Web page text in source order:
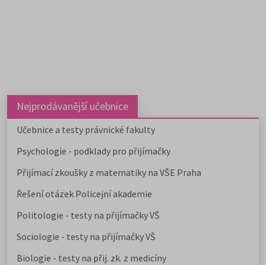
Nejprodávanější učebnice
Učebnice a testy právnické fakulty
Psychologie - podklady pro přijímačky
Přijímací zkoušky z matematiky na VŠE Praha
Řešení otázek Policejní akademie
Politologie - testy na přijímačky VŠ
Sociologie - testy na přijímačky VŠ
Biologie - testy na přij. zk. z medicíny